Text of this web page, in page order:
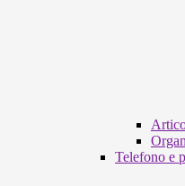
Telefono e